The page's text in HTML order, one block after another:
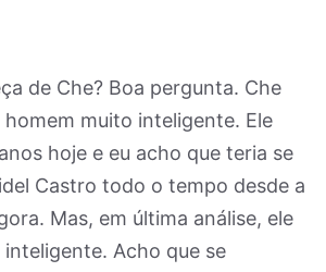
de Che? Boa pergunta. Che
homem muito inteligente. Ele
hoje e eu acho que teria se
Castro todo o tempo desde a
Mas, em última análise, ele
inteligente. Acho que se